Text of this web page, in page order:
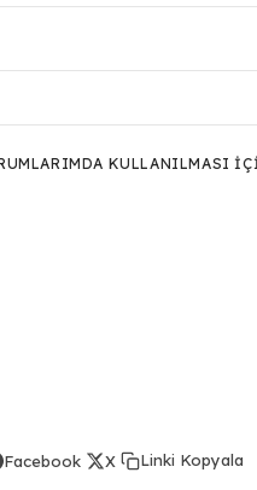
KULLANILMASI
Facebook X Linki Kopyala